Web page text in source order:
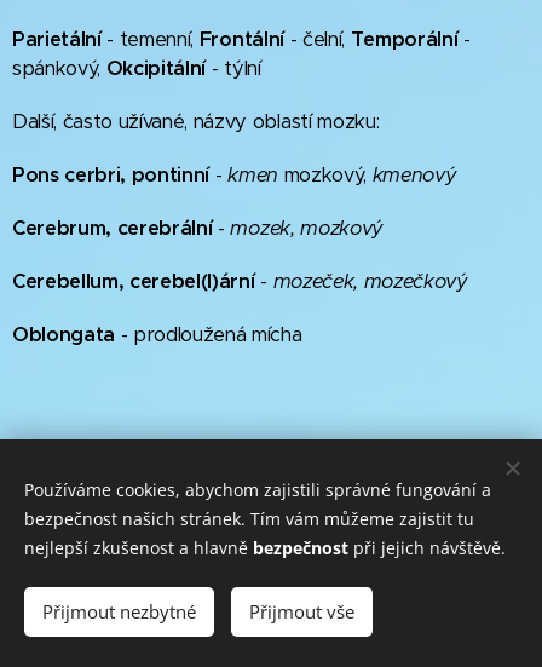
Parietální- temenní, Frontální- čelní, Temporální-
spánkový, Okcipitální- týlní
Další, často užívané, názvy oblastí mozku:
Pons cerbri, pontinní -kmen mozkový, kmenový
Cerebrum, cerebrální-mozek, mozkový
Cerebellum, cerebel(l)ární- mozeček, mozečkový
Oblongata - prodloužená mícha
MUDr. Václav Lukáš, dr(zavináč)pomrtvici.cz, +420
775 5415424, www.pomrtvici.cz
Používáme cookies, abychom zajistili správné fungování a
bezpečnost našich stránek. Tím vám můžeme zajistit tu
nejlepší zkušenost a hlavně bezpečnost při jejich návštěvě.
Přijmout nezbytné Přijmout vše